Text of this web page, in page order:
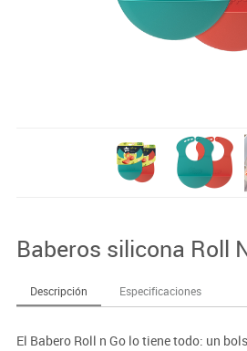
Baberos silicona Roll
Descripción Especificaciones
El Babero Roll n Go lo tiene todo: un